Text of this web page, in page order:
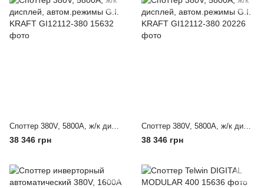
Споттер 380V, 5800A, ж/к дисплей, автом.режимы G.I. KRAFT GI12112-380
38 346 грн
Споттер 380V, 5800A, ж/к дисплей, автом.режимы G.I. KRAFT GI12112-380
38 346 грн